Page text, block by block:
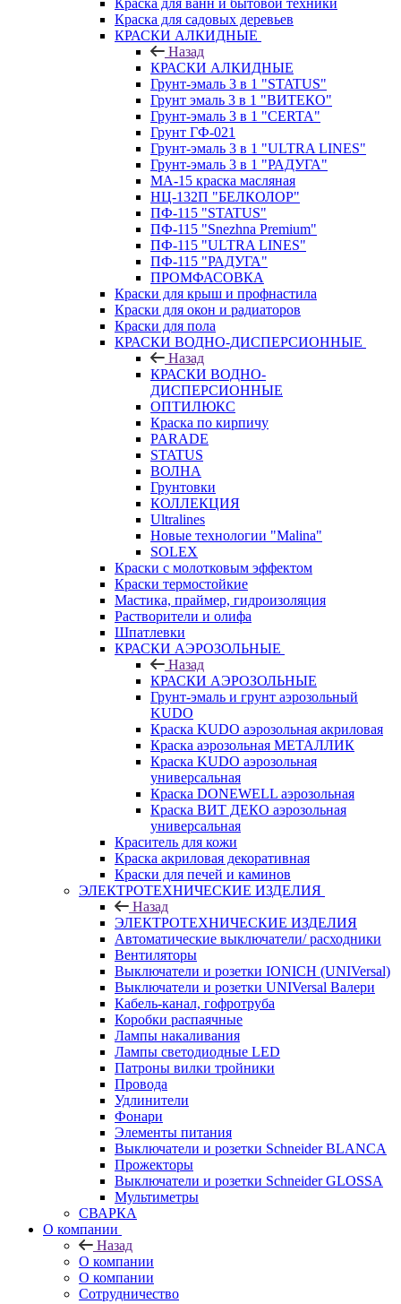
Краска для ванн и бытовой техники
Краска для садовых деревьев
КРАСКИ АЛКИДНЫЕ
Назад
КРАСКИ АЛКИДНЫЕ
Грунт-эмаль 3 в 1 "STATUS"
Грунт эмаль 3 в 1 "ВИТЕКО"
Грунт-эмаль 3 в 1 "CERTA"
Грунт ГФ-021
Грунт-эмаль 3 в 1 "ULTRA LINES"
Грунт-эмаль 3 в 1 "РАДУГА"
МА-15 краска масляная
НЦ-132П "БЕЛКОЛОР"
ПФ-115 "STATUS"
ПФ-115 "Snezhna Premium"
ПФ-115 "ULTRA LINES"
ПФ-115 "РАДУГА"
ПРОМФАСОВКА
Краски для крыш и профнастила
Краски для окон и радиаторов
Краски для пола
КРАСКИ ВОДНО-ДИСПЕРСИОННЫЕ
Назад
КРАСКИ ВОДНО-
ДИСПЕРСИОННЫЕ
ОПТИЛЮКС
Краска по кирпичу
PARADE
STATUS
ВОЛНА
Грунтовки
КОЛЛЕКЦИЯ
Ultralines
Новые технологии "Malina"
SOLEX
Краски с молотковым эффектом
Краски термостойкие
Мастика, праймер, гидроизоляция
Растворители и олифа
Шпатлевки
КРАСКИ АЭРОЗОЛЬНЫЕ
Назад
КРАСКИ АЭРОЗОЛЬНЫЕ
Грунт-эмаль и грунт аэрозольный
KUDO
Краска KUDO аэрозольная акриловая
Краска аэрозольная МЕТАЛЛИК
Краска KUDO аэрозольная
универсальная
Краска DONEWELL аэрозольная
Краска ВИТ ДЕКО аэрозольная
универсальная
Краситель для кожи
Краска акриловая декоративная
Краски для печей и каминов
ЭЛЕКТРОТЕХНИЧЕСКИЕ ИЗДЕЛИЯ
Назад
ЭЛЕКТРОТЕХНИЧЕСКИЕ ИЗДЕЛИЯ
Автоматические выключатели/ расходники
Вентиляторы
Выключатели и розетки IONICH (UNIVersal)
Выключатели и розетки UNIVersal Валери
Кабель-канал, гофротруба
Коробки распаячные
Лампы накаливания
Лампы светодиодные LED
Патроны вилки тройники
Провода
Удлинители
Фонари
Элементы питания
Выключатели и розетки Schneider BLANCA
Прожекторы
Выключатели и розетки Schneider GLOSSA
Мультиметры
СВАРКА
О компании
Назад
О компании
О компании
Сотрудничество